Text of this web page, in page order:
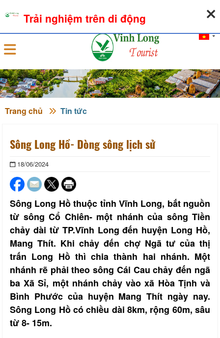
Đăng nhập
Trang chủ Tin tức
Sông Long Hồ- Dòng sông lịch sử
18/06/2024
Sông Long Hồ thuộc tỉnh Vĩnh Long, bắt nguồn
từ sông Cổ Chiên- một nhánh của sông Tiền
chảy dài từ TP.Vĩnh Long đến huyện Long Hồ,
Mang Thít. Khi chảy đến chợ Ngã tư của thị
trấn Long Hồ thì chia thành hai nhánh. Một
nhánh rẽ phải theo sông Cái Cau chảy đến ngã
ba Xã Sỉ, một nhánh chảy vào xã Hòa Tịnh và
Bình Phước của huyện Mang Thít ngày nay.
Sông Long Hồ có chiều dài 8km, rộng 60m, sâu
từ 8- 15m.
Trải nghiệm trên di động